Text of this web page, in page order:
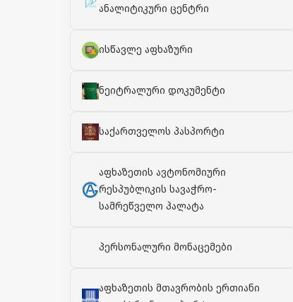
ანალიტიკური ცენტრი
ისწავლე აფხაზური
ნეიტრალური დოკუმენტი
საქართველოს პასპორტი
აფხაზეთის ავტონომიური
რესპუბლიკის სავაჭრო-
სამრეწველო პალატა
პერსონალური მონაცემები
აფხაზეთის მთავრობის ერთიანი